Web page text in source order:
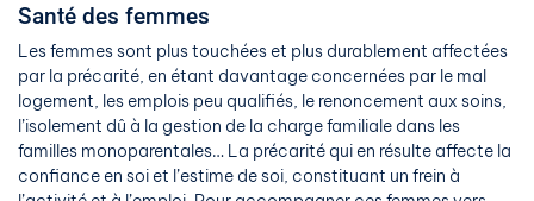
Santé des femmes
Les femmes sont plus touchées et plus durablement affectées
par la précarité, en étant davantage concernées par le mal
logement, les emplois peu qualifiés, le renoncement aux soins,
l’isolement dû à la gestion de la charge familiale dans les
familles monoparentales… La précarité qui en résulte affecte la
confiance en soi et l’estime de soi, constituant un frein à